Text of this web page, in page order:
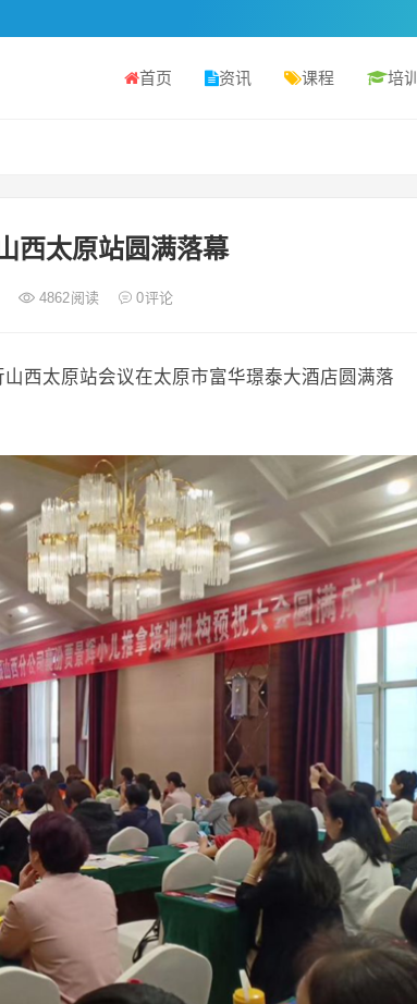
首页 资讯 课程 培训
西太原站圆满落幕
4862阅读 0评论
西太原站会议在太原市富华璟泰大酒店圆满落